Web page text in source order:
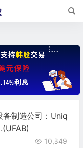
备制造公司：Uniq
10,849